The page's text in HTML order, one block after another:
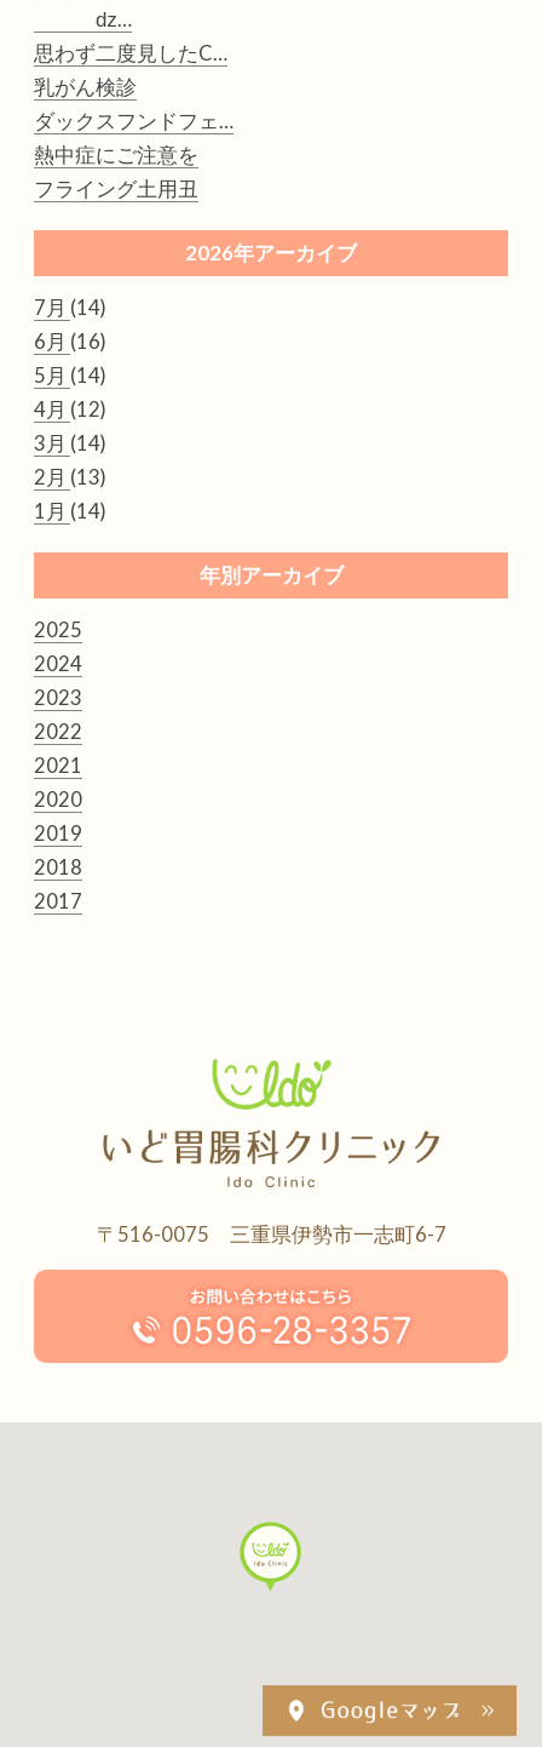
ǳ…
思わず二度見したC…
乳がん検診
ダックスフンドフェ…
熱中症にご注意を
フライング土用丑
2026年アーカイブ
7月 (14)
6月 (16)
5月 (14)
4月 (12)
3月 (14)
2月 (13)
1月 (14)
年別アーカイブ
2025
2024
2023
2022
2021
2020
2019
2018
2017
〒516-0075 三重県伊勢市一志町6-7